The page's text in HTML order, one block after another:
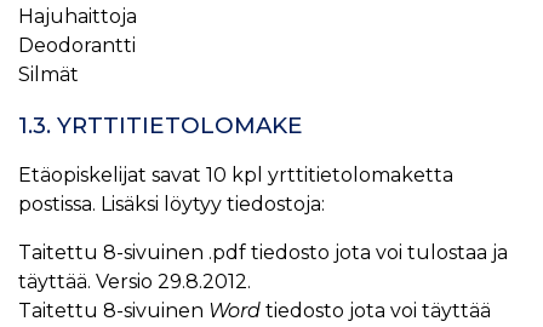
Hajuhaittoja
Deodorantti
Silmät
1.3. YRTTITIETOLOMAKE
Etäopiskelijat savat 10 kpl yrttitietolomaketta
postissa. Lisäksi löytyy tiedostoja:
Taitettu 8-sivuinen .pdf tiedosto jota voi tulostaa ja
täyttää. Versio 29.8.2012.
Taitettu 8-sivuinen Word tiedosto jota voi täyttää